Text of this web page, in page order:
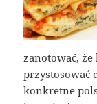
zanotować,
przystosować
konkretne